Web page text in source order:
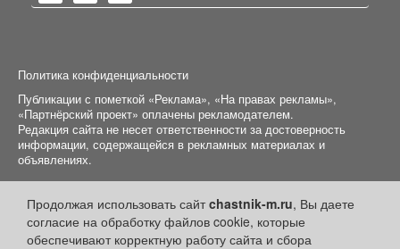
Продолжая использовать сайтchastnik-m.ru, Вы даете
согласие на обработку файлов cookie, которые
обеспечивают корректную работу сайта и сбора
Политика конфиденциальности
Публикации с пометкой «Реклама», «На правах рекламы»,
«Партнёрский проект» оплачены рекламодателем.
Редакция сайта не несет ответственности за достоверность
информации, содержащейся в рекламных материалах и
объявлениях.
+16 ООО "Частник-М"